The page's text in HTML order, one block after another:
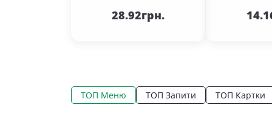
28.92грн.
кошика
ТОП Меню ТОП Запити ТОП Картки